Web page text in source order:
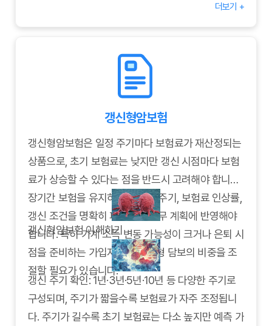
순수보장형으로 전환할 수 있는지 상담을 통해 확인
합니다.
→ 일정 요건을 충족하면 비과세가 가능하지만, 금액
과 기간 제한이 있으므로 세무 상담을 병행하는 것이
세요. 환급금 일부를 비상자금으로 남겨두고 나머지
는 교육비, 은퇴비용, 부채 상환 등 목적자금으로 배
후 가입하시기 바랍니다. 환급형암보험을 통해 장기
적인 재무 계획과 치료 대비를 함께 준비하시길 바랍
더보기 +
갱신형암보험
갱신형암보험은 일정 주기마다 보험료가 재산정되는
상품으로, 초기 보험료는 낮지만 갱신 시점마다 보험
료가 상승할 수 있다는 점을 반드시 고려해야 합니다.
장기간 보험을 유지하려면 갱신 주기, 보험료 인상률,
갱신 조건을 명확히 파악하고 재무 계획에 반영해야
합니다. 특히 가계 소득 변동 가능성이 크거나 은퇴 시
점을 준비하는 가입자라면 갱신형 담보의 비중을 조
절할 필요가 있습니다.
갱신형암보험 이해하기
갱신 주기 확인: 1년·3년·5년·10년 등 다양한 주기로
구성되며, 주기가 짧을수록 보험료가 자주 조정됩니
다. 주기가 길수록 초기 보험료는 다소 높지만 예측 가